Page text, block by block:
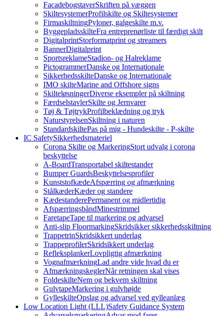
FacadebogstaverSkriften på væggen
SkiltesystemerProfilskilte og Skiltesystemer
FirmaskiltningPyloner, galgeskilte m.v.
ByggepladsskilteFra entreprenørliste til færdigt skilt
DigitalprintStorformatprint og streamers
BannerDigitalprint
SportsreklameStadion- og Halreklame
PictogrammerDanske og Internationale
SikkerhedsskilteDanske og Internationale
IMO skilteMarine and Offshore signs
SkilteløsningerDiverse eksempler på skiltning
FærdselstavlerSkilte og Jernvarer
Tøj & TøjtrykProfilbeklædning og tryk
NaturstyrelsenSkiltning i naturen
StandardskiltePas på mig - Hundeskilte - P-skilte
IC SafetySikkerhedsmateriel
Corona Skilte og MarkeringStort udvalg i corona
beskyttelse
A-BoardTransportabel skiltestander
Bumper GuardsBeskyttelsesprofiler
KunststofkædeAfspærring og afmærkning
StålkæderKæder og standere
KædestanderePermanent og midlertidig
AfspærringsbåndMinestrimmel
FaretapeTape til markering og advarsel
Anti-slip FloormarkingSkridsikker sikkerhedsskiltning
TrappetrinSkridsikkert underlag
TrappeprofilerSkridsikkert underlag
RefleksplankerLovpligtig afmærkning
VognafmærkningLad andre vide hvad du er
AfmærkningskeglerNår retningen skal vises
FoldeskilteNem og bekvem skiltning
GulvtapeMarkering i gulvhøjde
GylleskilteOpslag og advarsel ved gylleanlæg
Low Location Light (LLL)Safety Guidance System